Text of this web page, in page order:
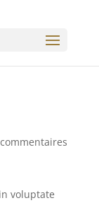
voluptate